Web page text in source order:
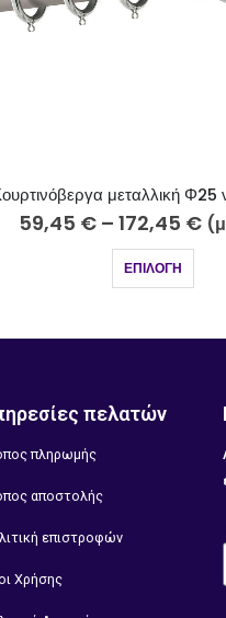
72,45 € – 185,45 €
ΕΠΙΛΟΓΉ
πελατών
πληρωμής
αποστολής
επιστροφών
Χρήσης